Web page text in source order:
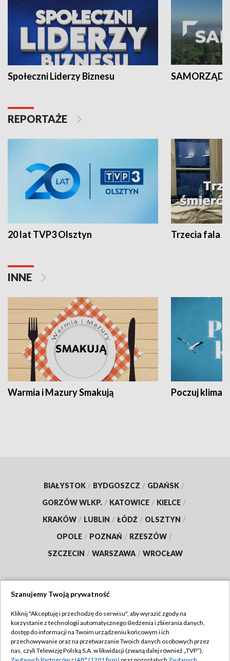
Społeczni Liderzy Biznesu SAMORZĄD
REPORTAŻE
20 lat TVP3 Olsztyn Trzecia fala -
INNE
Warmia i Mazury Smakują Poczuj klimat
BIAŁYSTOK / BYDGOSZCZ / GDAŃSK /
GORZÓW WLKP. / KATOWICE / KIELCE /
KRAKÓW / LUBLIN / ŁÓDŹ / OLSZTYN /
OPOLE / POZNAŃ / RZESZÓW /
SZCZECIN / WARSZAWA / WROCŁAW
TVP
Abonament TVP
Emisja w TVP
Regulamin TVP
Szanujemy Twoją prywatność
Kliknij "Akceptuję i przechodzę do serwisu", aby wyrazić zgody na
korzystanie z technologii automatycznego śledzenia i zbierania danych,
dostęp do informacji na Twoim urządzeniu końcowym i ich
przechowywanie oraz na przetwarzanie Twoich danych osobowych przez
nas, czyli Telewizję Polską S.A. w likwidacji (zwaną dalej również „TVP”),